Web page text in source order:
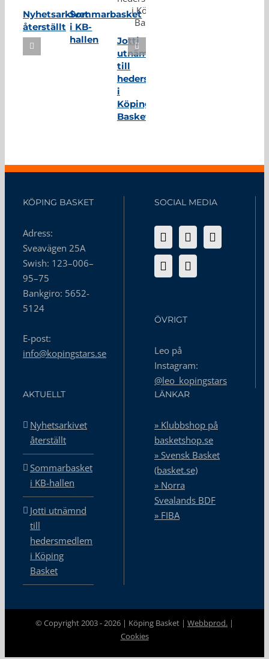
Nyhetsarkivet
återställt
Sommarbasket
i KB-
hallen
Jotti
utnämnd
till
hedersmedlem
i
Köping
Basket
KÖPING BASKET
Adress:
Sveavägen 25A
Swish: 123–006–
95–75
Bankgiro: 5652-
5124
E-post:
info@kopingstars.se
SOCIAL MEDIA
ÖVRIGT
Leo på
Instagram:
@leo_kopingstars
AKTUELLT
Nyhetsarkivet
återställt
Sommarbasket
i KB-hallen
Jotti utnämnd
till
hedersmedlem
i Köping
Basket
LÄNKAR
» Klubbshop på
basketshop.se
» Svensk Basket
(basket.se)
» Norra
Svealands BDF
» FIBA
© Copyright 2003 -2026 | Köping Basket | Webbprod. |
Cookies